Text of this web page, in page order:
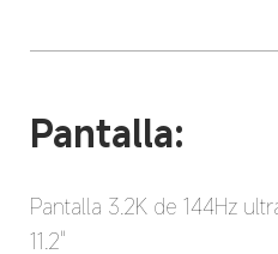
Pantalla:
Pantalla 3.2K de 144Hz
11.2"